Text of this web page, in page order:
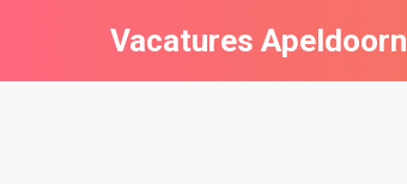
Vacatures Apeldoorn